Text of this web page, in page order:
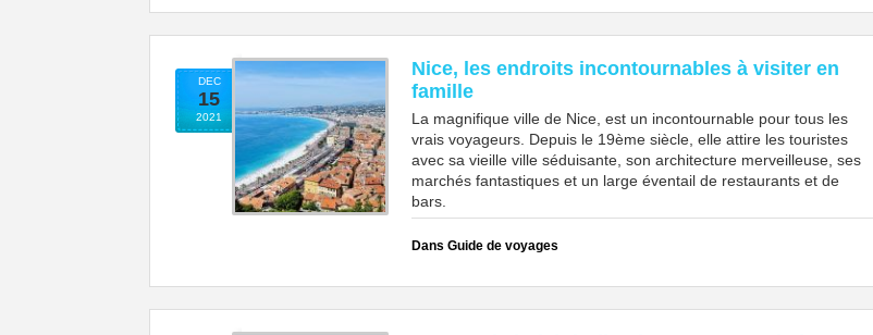
DEC
15
2021
Nice, les endroits incontournables à visiter en
famille
La magnifique ville de Nice, est un incontournable pour tous les
vrais voyageurs. Depuis le 19ème siècle, elle attire les touristes
avec sa vieille ville séduisante, son architecture merveilleuse, ses
marchés fantastiques et un large éventail de restaurants et de
bars.
Dans Guide de voyages